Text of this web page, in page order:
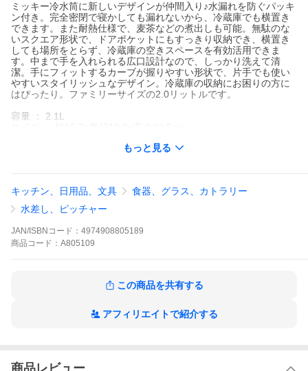
ミッキー冷水筒に新しいデザインが仲間入り♪水漏れを防ぐパッキ
ン付き。完全密閉で寝かしても漏れないから、冷蔵庫でも横置き
できます。また耐熱仕様で、麦茶などの煮出しも可能。無駄のな
いスクエア形状で、ドアポケットにもすっきり収納でき、横置き
しても場所をとらず、冷蔵庫の空きスペースを有効活用できま
す。中まで手を入れられる広口設計なので、しっかり洗えて清
潔。手にフィットするカーブが握りやすい形状で、片手でも使い
やすいスタイリッシュなデザイン。冷蔵庫の収納にお困りの方に
はぴったり。ファミリーサイズの2.0リットルです。
容量 ： 2.1L
もっと見る
キッチン、日用品、文具
食器、グラス、カトラリー
水差し、ピッチャー
JAN/ISBNコード： 4974908805189
商品 コード： A805109
この商品を共有する
アフィリエイトで紹介する